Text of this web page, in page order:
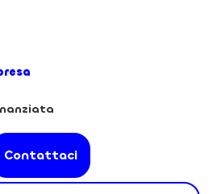
Contattaci